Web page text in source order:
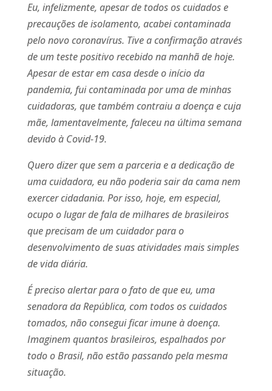
Eu, infelizmente, apesar de todos os cuidados e
precauções de isolamento, acabei contaminada
pelo novo coronavírus. Tive a confirmação através
de um teste positivo recebido na manhã de hoje.
Apesar de estar em casa desde o início da
pandemia, fui contaminada por uma de minhas
cuidadoras, que também contraiu a doença e cuja
mãe, lamentavelmente, faleceu na última semana
devido à Covid-19.
Quero dizer que sem a parceria e a dedicação de
uma cuidadora, eu não poderia sair da cama nem
exercer cidadania. Por isso, hoje, em especial,
ocupo o lugar de fala de milhares de brasileiros
que precisam de um cuidador para o
desenvolvimento de suas atividades mais simples
de vida diária.
É preciso alertar para o fato de que eu, uma
senadora da República, com todos os cuidados
tomados, não consegui ficar imune à doença.
Imaginem quantos brasileiros, espalhados por
todo o Brasil, não estão passando pela mesma
situação.